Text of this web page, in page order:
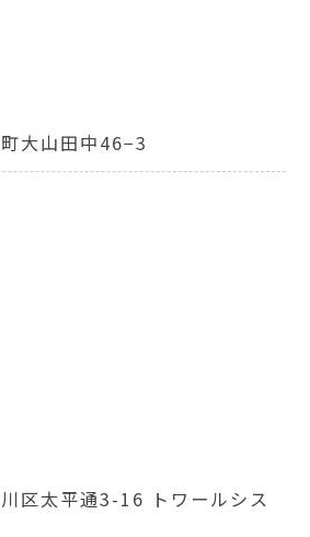
大山田中46−3
区太平通3-16 トワールシス